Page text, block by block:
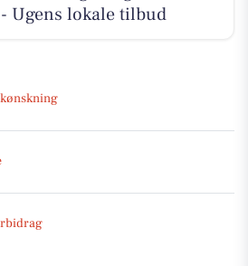
Ugens lokale tilbud